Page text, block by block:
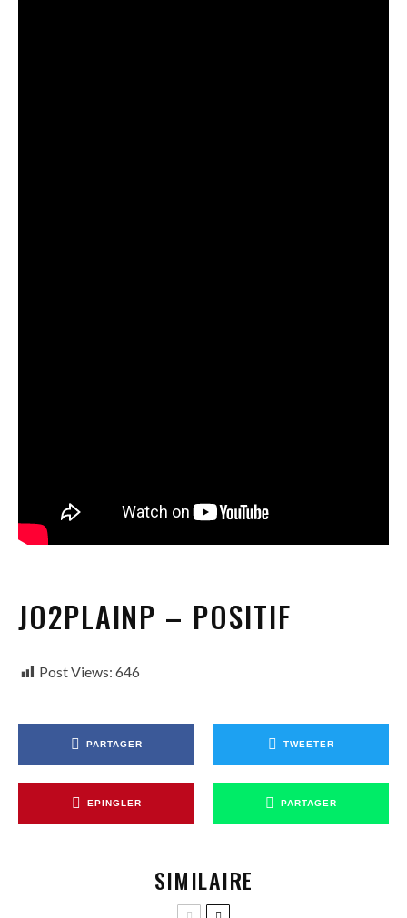
JO2PLAINP – POSITIF
Post Views: 646
PARTAGER TWEETER
EPINGLER PARTAGER
SIMILAIRE